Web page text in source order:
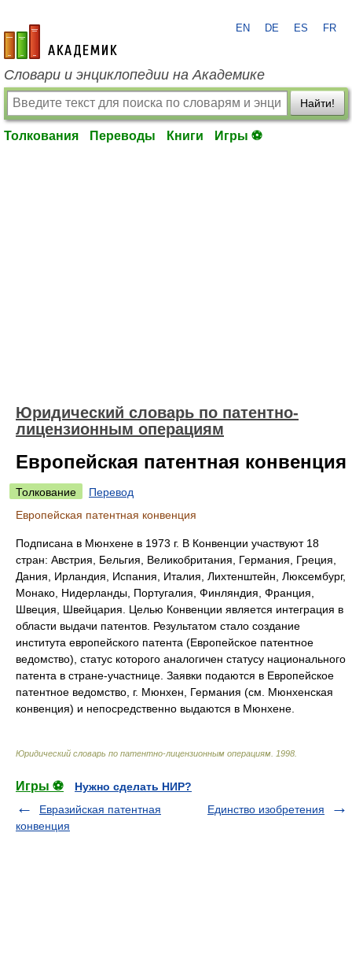
academic.ru
EN DE ES FR
Словари и энциклопедии на Академике
Найти!
Толкования Переводы Книги Игры ⚽
Юридический словарь по патентно-
лицензионным операциям
Европейская патентная конвенция
Толкование
Перевод
Европейская патентная конвенция
Подписана в Мюнхене в 1973 г. В Конвенции участвуют 18
стран: Австрия, Бельгия, Великобритания, Германия, Греция,
Дания, Ирландия, Испания, Италия, Лихтенштейн, Люксембург,
Монако, Нидерланды, Португалия, Финляндия, Франция,
Швеция, Швейцария. Целью Конвенции является интеграция в
области выдачи патентов. Результатом стало создание
института европейского патента (Европейское патентное
ведомство), статус которого аналогичен статусу национального
патента в стране-участнице. Заявки подаются в Европейское
патентное ведомство, г. Мюнхен, Германия (см. Мюнхенская
конвенция) и непосредственно выдаются в Мюнхене.
Юридический словарь по патентно-лицензионным операциям 1998
Игры ⚽
Нужно сделать НИР?
Евразийская патентная
конвенция
Единство изобретения